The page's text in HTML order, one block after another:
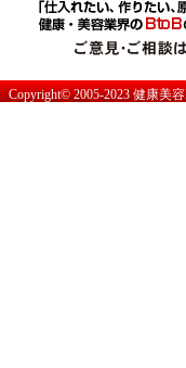
Copyright© 2005-2023健康美